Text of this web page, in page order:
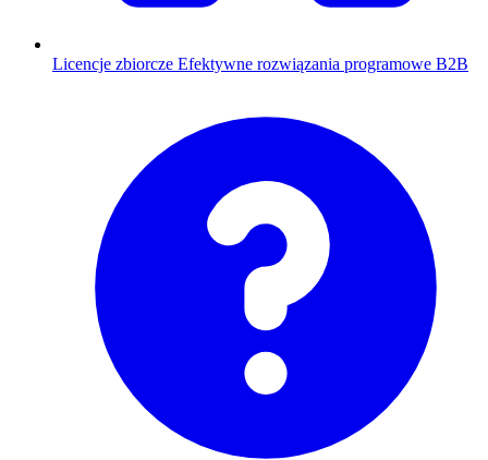
Licencje zbiorcze Efektywne rozwiązania programowe B2B